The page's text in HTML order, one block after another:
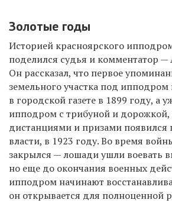
Золотые годы
Историей красноярского
поделился судья и комментатор —
Он рассказал, что первое
земельного участка под ипподром
в городской газете в 1899 году, а
ипподром с трибуной и дорожкой,
дистанциями и призами появился
власти, в 1923 году. Во время
закрылся — лошади ушли воевать
но еще до окончания военных
ипподром начинают
он открывается для полноценной